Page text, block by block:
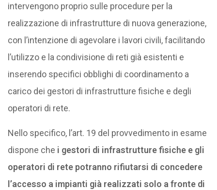
intervengono proprio sulle procedure per la
realizzazione di infrastrutture di nuova generazione,
con l’intenzione di agevolare i lavori civili, facilitando
l’utilizzo e la condivisione di reti già esistenti e
inserendo specifici obblighi di coordinamento a
carico dei gestori di infrastrutture fisiche e degli
operatori di rete.
Nello specifico, l’art. 19 del provvedimento in esame
dispone che i gestori di infrastrutture fisiche e gli
operatori di rete potranno rifiutarsi di concedere
l’accesso a impianti già realizzati solo a fronte di